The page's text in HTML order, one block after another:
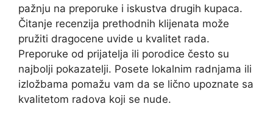
pažnju na preporuke i iskustva drugih kupaca.
Čitanje recenzija prethodnih klijenata može
pružiti dragocene uvide u kvalitet rada.
Preporuke od prijatelja ili porodice često su
najbolji pokazatelji. Posete lokalnim radnjama ili
izložbama pomažu vam da se lično upoznate sa
kvalitetom radova koji se nude.